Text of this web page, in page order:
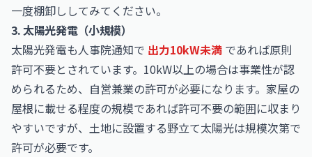
一度棚卸ししてみてください。
3. 太陽光発電（小規模）
太陽光発電も人事院通知で 出力10kW未満 であれば原則
許可不要とされています。10kW以上の場合は事業性が認
められるため、自営兼業の許可が必要になります。家屋の
屋根に載せる程度の規模であれば許可不要の範囲に収まり
やすいですが、土地に設置する野立て太陽光は規模次第で
許可が必要です。